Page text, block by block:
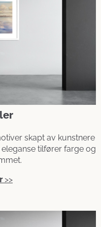
skapt av kunstnere
tilfører farge og
>>